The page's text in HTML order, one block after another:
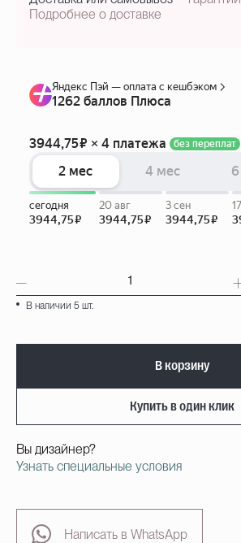
В наличии 5 шт.
В корзину
Купить в один клик
Вы дизайнер?
Узнать специальные условия
Написать в WhatsApp
Подробнее о доставке